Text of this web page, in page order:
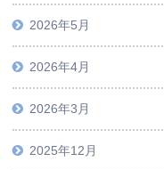
2026年5月
2026年4月
2026年3月
2025年12月